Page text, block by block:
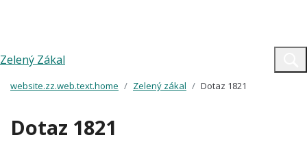
Zelený Zákal
website.zz.web.text.home Zelený zákal Dotaz 1821
Dotaz 1821